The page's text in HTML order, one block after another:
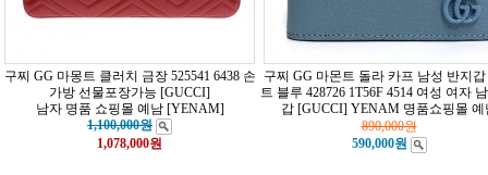
구찌 GG 마몽트 클러치 금장 525541 6438 손
가방 선물포장가능 [GUCCI]
남자 명품 쇼핑몰 예남 [YENAM]
1,100,000원
1,078,000원
구찌 GG 마몬트 돌라 카프 남성 반지
트 블루 428726 1T56F 4514 여성 여자
갑 [GUCCI] YENAM 명품쇼핑몰 예
890,000원
590,000원